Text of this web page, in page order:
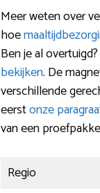
Meer weten over
hoe
Ben je al
bekijken. De
verschillende
eerstonze
van een
Regio